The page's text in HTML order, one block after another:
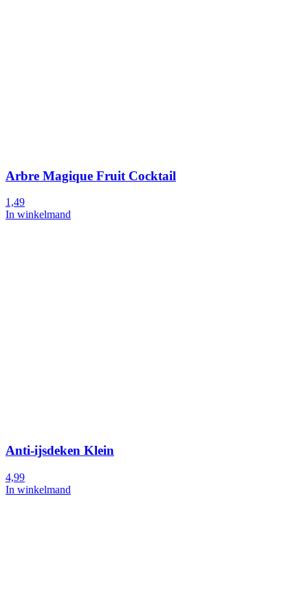
Arbre Magique Fruit Cocktail
1,49
In winkelmand
Anti-ijsdeken Klein
4,99
In winkelmand